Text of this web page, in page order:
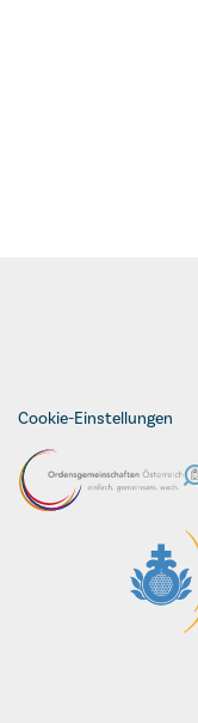
Cookie-Einstellungen